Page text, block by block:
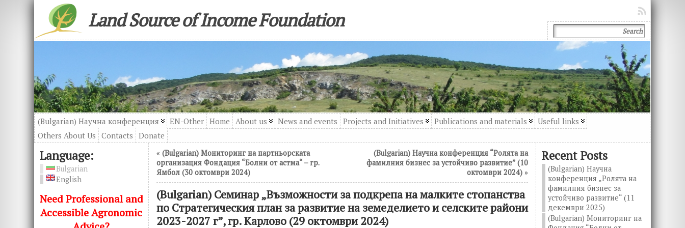
Land Source of Income Foundation
(Bulgarian) Научна конференция EN-Other Home About us News and events Projects and Initiatives Publications and materials
Useful links
Others About Us
Contacts Donatе
Language:
Bulgarian
English
Need Professional and
Accessible Agronomic
«(Bulgarian) Мониторинг на партньорската
организация Фондация “Болни от астма“ – гр.
Ямбол (30 октомври 2024)
(Bulgarian) Научна конференция “Ролята на
фамилния бизнес за устойчиво развитие” (10
октомври 2024) »
(Bulgarian) Семинар „Възможности за подкрепа на малките стопанства
по Стратегическия план за развитие на земеделието и селските райони
2023-2027 г”, гр. Карлово (29 октомври 2024)
Recent Posts
(Bulgarian) Научна
конференция „Ролята на
фамилния бизнес за
устойчиво развитие“ (11
декември 2025)
(Bulgarian) Мониторинг на